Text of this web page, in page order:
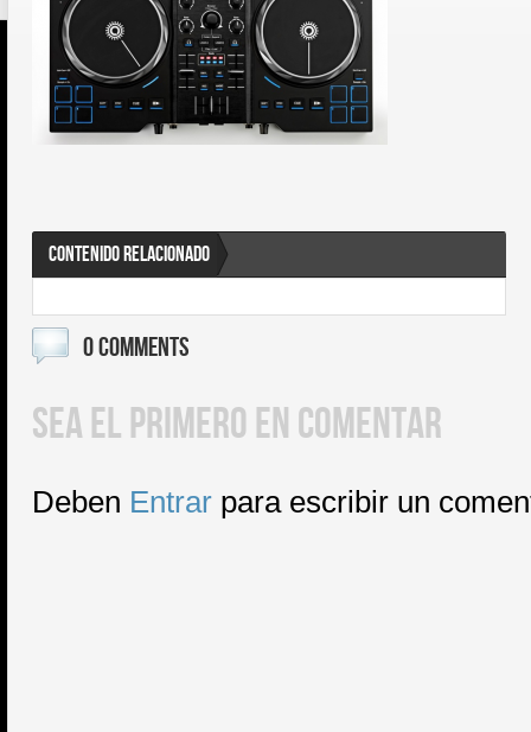
CONTENIDO RELACIONADO
0 COMMENTS
SEA EL PRIMERO EN COMENTAR
Deben Entrar para escribir un